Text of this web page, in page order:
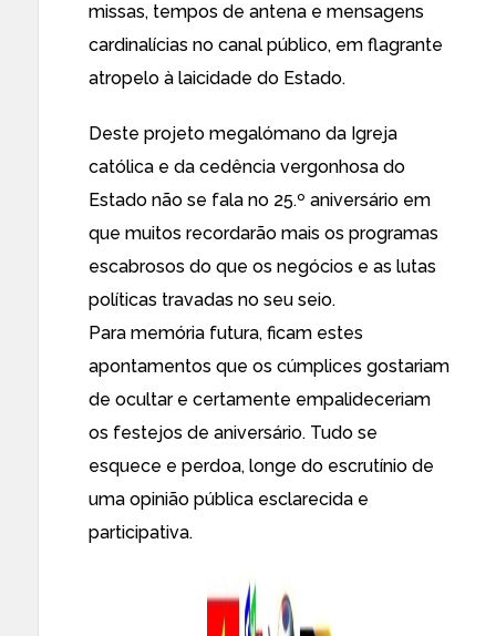
missas, tempos de antena e mensagens
cardinalícias no canal público, em flagrante
atropelo à laicidade do Estado.
Deste projeto megalómano da Igreja
católica e da cedência vergonhosa do
Estado não se fala no 25.º aniversário em
que muitos recordarão mais os programas
escabrosos do que os negócios e as lutas
políticas travadas no seu seio.
Para memória futura, ficam estes
apontamentos que os cúmplices gostariam
de ocultar e certamente empalideceriam
os festejos de aniversário. Tudo se
esquece e perdoa, longe do escrutínio de
uma opinião pública esclarecida e
participativa.